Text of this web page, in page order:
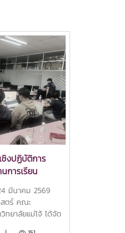
ชิงปฏิบัติการ
การเรียน
มีนาคม 2569
ตร์ คณะ
ทยาลัยแม่โจ้ ได้จัด